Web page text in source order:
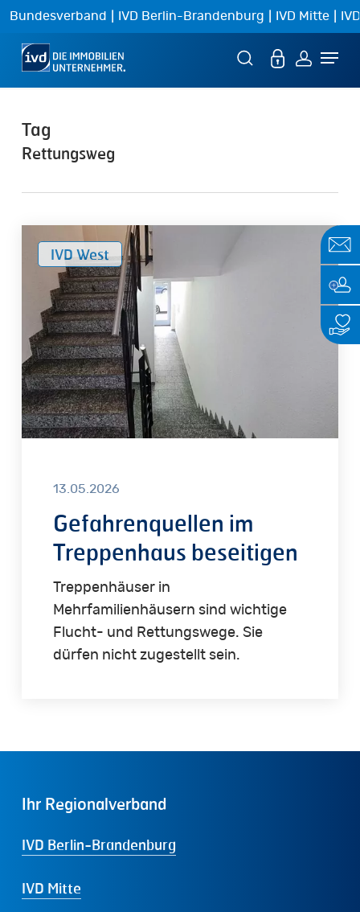
Skip
main
Bundesverband | IVD Berlin-Brandenburg | IVD Mitte |
Tag
Rettungsweg
Gefahrenquellen
Treppenhaus
beseitigen
IVD West
13.05.2026
Gefahrenquellen im
Treppenhaus beseitigen
Treppenhäuser in
Mehrfamilienhäusern sind wichtige
Flucht- und Rettungswege. Sie
dürfen nicht zugestellt sein.
Ihr Regionalverband
IVD Berlin-Brandenburg
IVD Mitte